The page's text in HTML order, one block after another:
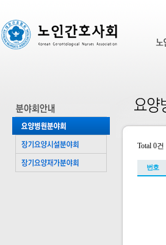
Total 0건
번호